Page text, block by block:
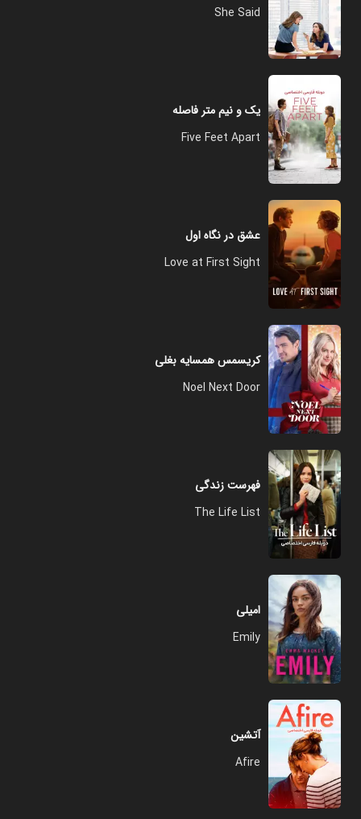
She Said
یک و نیم متر فاصله
Five Feet Apart
عشق در نگاه اول
Love at First Sight
کریسمس همسایه بغلی
Noel Next Door
فهرست زندگی
The Life List
امیلی
Emily
آتشین
Afire